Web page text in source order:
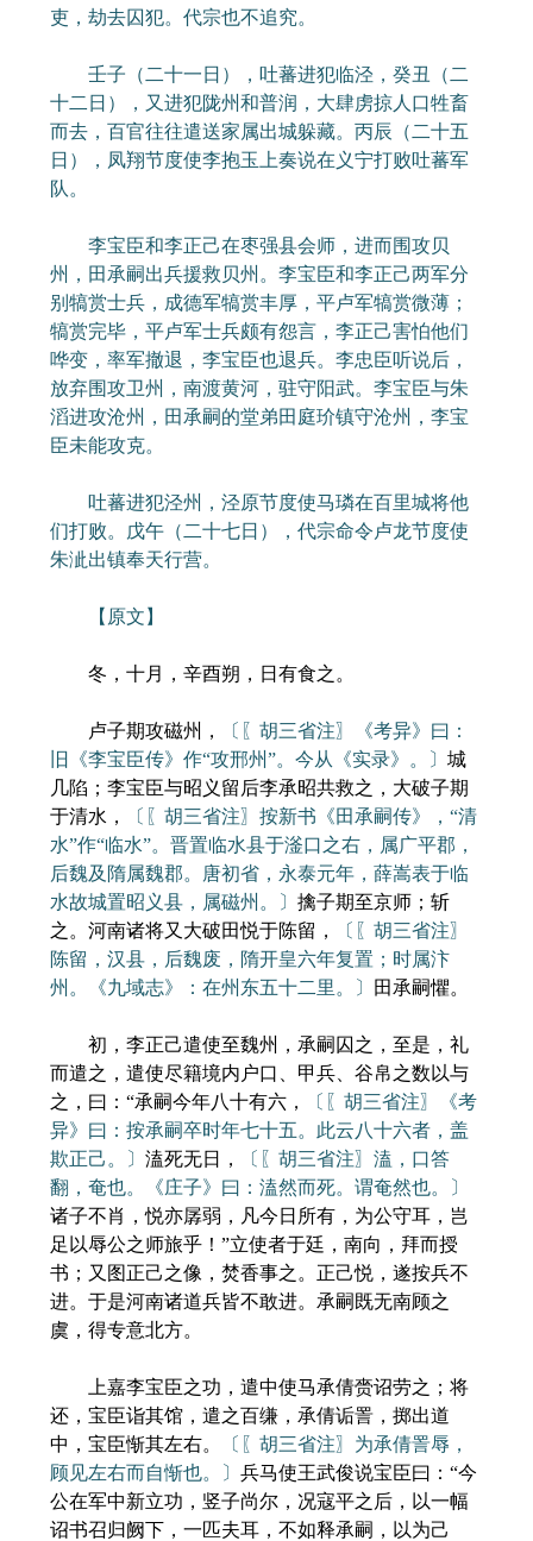
吏，劫去囚犯。代宗也不追究。
壬子（二十一日），吐蕃进犯临泾，癸丑（二
十二日），又进犯陇州和普润，大肆虏掠人口牲畜
而去，百官往往遣送家属出城躲藏。丙辰（二十五
日），凤翔节度使李抱玉上奏说在义宁打败吐蕃军
队。
李宝臣和李正己在枣强县会师，进而围攻贝
州，田承嗣出兵援救贝州。李宝臣和李正己两军分
别犒赏士兵，成德军犒赏丰厚，平卢军犒赏微薄；
犒赏完毕，平卢军士兵颇有怨言，李正己害怕他们
哗变，率军撤退，李宝臣也退兵。李忠臣听说后，
放弃围攻卫州，南渡黄河，驻守阳武。李宝臣与朱
滔进攻沧州，田承嗣的堂弟田庭玠镇守沧州，李宝
臣未能攻克。
吐蕃进犯泾州，泾原节度使马璘在百里城将他
们打败。戊午（二十七日），代宗命令卢龙节度使
朱泚出镇奉天行营。
【原文】
冬，十月，辛酉朔，日有食之。
卢子期攻磁州，
〔〖胡三省注〗《考异》曰：
旧《李宝臣传》作“攻邢州”。今从《实录》。〕 城
几陷；李宝臣与昭义留后李承昭共救之，大破子期
于清水，
〔〖胡三省注〗按新书《田承嗣传》，“清
水”作“临水”。晋置临水县于滏口之右，属广平郡，
后魏及隋属魏郡。唐初省，永泰元年，薛嵩表于临
水故城置昭义县，属磁州。〕 擒子期至京师；斩
之。河南诸将又大破田悦于陈留，
〔〖胡三省注〗
陈留，汉县，后魏废，隋开皇六年复置；时属汴
州。《九域志》：在州东五十二里。〕
田承嗣懼。
初，李正己遣使至魏州，承嗣囚之，至是，礼
而遣之，遣使尽籍境内户口、甲兵、谷帛之数以与
之，曰：“承嗣今年八十有六，
〔〖胡三省注〗《考
异》曰：按承嗣卒时年七十五。此云八十六者，盖
欺正己。〕 溘死无日，
〔〖胡三省注〗溘，口答
翻，奄也。《庄子》曰：溘然而死。谓奄然也。〕
诸子不肖，悦亦孱弱，凡今日所有，为公守耳，岂
足以辱公之师旅乎！”立使者于廷，南向，拜而授
书；又图正己之像，焚香事之。正己悦，遂按兵不
进。于是河南诸道兵皆不敢进。承嗣既无南顾之
虞，得专意北方。
上嘉李宝臣之功，遣中使马承倩赍诏劳之；将
还，宝臣诣其馆，遣之百缣，承倩诟詈，掷出道
中，宝臣惭其左右。
〔〖胡三省注〗为承倩詈辱，
顾见左右而自惭也。〕 兵马使王武俊说宝臣曰：“今
公在军中新立功，竖子尚尔，况寇平之后，以一幅
诏书召归阙下，一匹夫耳，不如释承嗣，以为己